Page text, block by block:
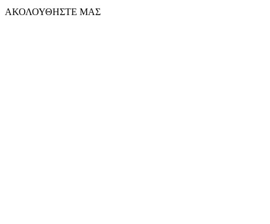
ΑΚΟΛΟΥΘΗΣΤΕ ΜΑΣ